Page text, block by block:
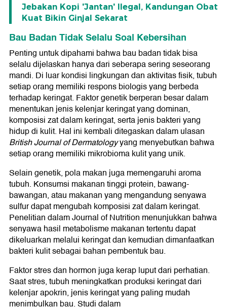
Jebakan Kopi 'Jantan' Ilegal, Kandungan Obat
Kuat Bikin Ginjal Sekarat
Bau Badan Tidak Selalu Soal Kebersihan
Penting untuk dipahami bahwa bau badan tidak bisa
selalu dijelaskan hanya dari seberapa sering seseorang
mandi. Di luar kondisi lingkungan dan aktivitas fisik, tubuh
setiap orang memiliki respons biologis yang berbeda
terhadap keringat. Faktor genetik berperan besar dalam
menentukan jenis kelenjar keringat yang dominan,
komposisi zat dalam keringat, serta jenis bakteri yang
hidup di kulit. Hal ini kembali ditegaskan dalam ulasan
British Journal of Dermatologyyang menyebutkan bahwa
setiap orang memiliki mikrobioma kulit yang unik.
Selain genetik, pola makan juga memengaruhi aroma
tubuh. Konsumsi makanan tinggi protein, bawang-
bawangan, atau makanan yang mengandung senyawa
sulfur dapat mengubah komposisi zat dalam keringat.
Penelitian dalam Journal of Nutrition menunjukkan bahwa
senyawa hasil metabolisme makanan tertentu dapat
dikeluarkan melalui keringat dan kemudian dimanfaatkan
bakteri kulit sebagai bahan pembentuk bau.
Faktor stres dan hormon juga kerap luput dari perhatian.
Saat stres, tubuh meningkatkan produksi keringat dari
kelenjar apokrin, jenis keringat yang paling mudah
menimbulkan bau. Studi dalam